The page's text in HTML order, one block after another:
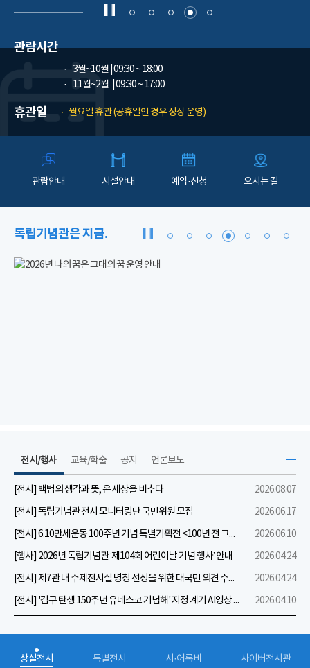
관람시간
3월~10월 | 09:30 ~ 18:00
11월~2월
| 09:30 ~ 17:00
휴관일 월요일 휴관 (공휴일인 경우 정상 운영)
관람안내 시설안내 예약·신청 오시는 길
독립기념관은 지금.
전시/행사
[전시] 백범의 생각과 뜻, 온 세상을 비추다
2026.08.07
[전시] 독립기념관 전시 모니터링단 국민위원 모집
2026.06.17
[전시] 6.10만세운동 100주년 기념 특별기획전 <100년 전 그날을 보다: 6.10만세운동>
2026.06.10
[행사] 2026년 독립기념관 ‘제104회 어린이날 기념 행사’ 안내
2026.04.24
[전시] 제7관 내 주제전시실 명칭 선정을 위한 대국민 의견 수렴 실시
2026.04.24
[전시] '김구 탄생 150주년 유네스코 기념해' 지정 계기 AI영상 국민공모 개최 안내
2026.04.10
교육/학술 공지 언론보도
상설전시 특별전시 시·어록비 사이버전시관